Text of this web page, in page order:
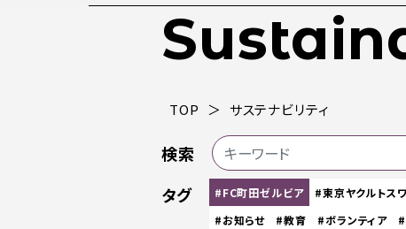
TOP サステナビリティ
検索
タグ
#FC町田ゼルビア #東京ヤクルトス
#お知らせ
#教育 #ボランティア